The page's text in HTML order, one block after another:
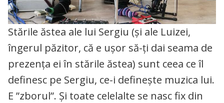
Stările ăstea ale lui Sergiu (și ale Luizei,
îngerul păzitor, că e ușor să-ți dai seama de
prezența ei în stările ăstea) sunt ceea ce îl
definesc pe Sergiu, ce-i definește muzica lui.
E ”zborul”. Și toate celelalte se nasc fix din